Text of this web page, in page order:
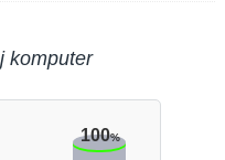
komputer
100%